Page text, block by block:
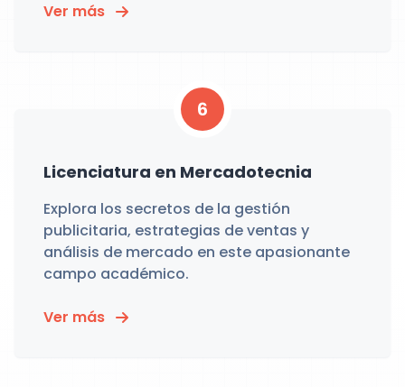
Ver más
6
Licenciatura en Mercadotecnia
Explora los secretos de la gestión
publicitaria, estrategias de ventas y
análisis de mercado en este apasionante
campo académico.
Ver más